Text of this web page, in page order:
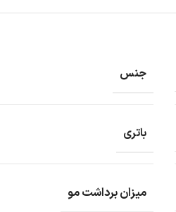
جنس
باتری
میزان برداشت مو